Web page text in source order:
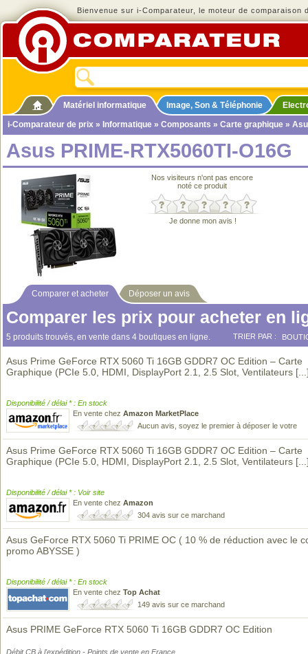
Bienvenue sur i-Comparateur, le moteur de comparaison
Matériel informatique Image, Son & Téléphonie
i-Comparateur de prix » Informatique » Composants » Carte graphique »
Asus PRIME-RTX5060TI-O16G
Nos visiteurs n'ont pas encore
noté ce produit
Je donne mon avis !
Comparer et acheter Déposer un avis
Comparer les prix pour acheter en
5 produits trouvés, en vente dans 4 boutiques en ligne. TRIER PAR :
Asus Prime GeForce RTX 5060 Ti 16GB GDDR7 OC Edition – Carte
Graphique (PCIe 5.0, HDMI, DisplayPort 2.1, 2.5 Slot, Ventilateurs
Disponibilité / délai * : En stock
En vente chez Amazon MarketPlace
Aucun avis, soyez le premier à déposer le votre
Asus Prime GeForce RTX 5060 Ti 16GB GDDR7 OC Edition – Carte
Graphique (PCIe 5.0, HDMI, DisplayPort 2.1, 2.5 Slot, Ventilateurs
Disponibilité / délai * : Voir site
En vente chez Amazon
304 avis sur ce marchand
Asus GeForce RTX 5060 Ti PRIME OC ( 10 % de réduction avec le
promo ABYSSE )
Disponibilité / délai * : En stock
En vente chez Top Achat
149 avis sur ce marchand
Asus PRIME GeForce RTX 5060 Ti 16GB GDDR7 OC Edition
Débit CB à l'expédition - Points de vente en France